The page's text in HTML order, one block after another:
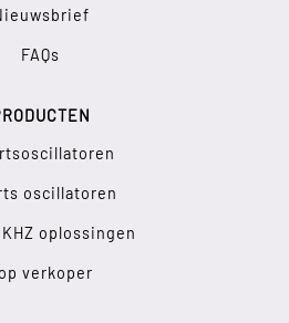
FAQs
oscillatoren
oplossingen
verkoper